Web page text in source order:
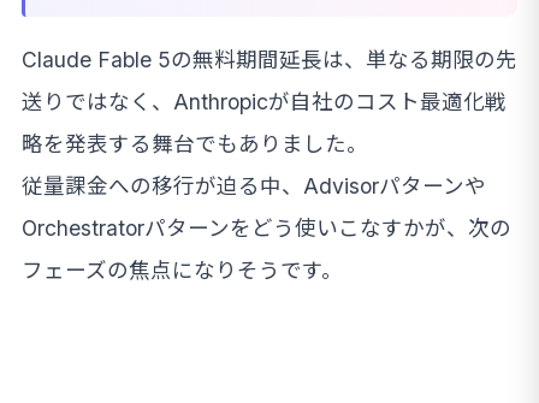
Claude Fable 5の無料期間延長は、単なる期限の先
送りではなく、Anthropicが自社のコスト最適化戦
略を発表する舞台でもありました。
従量課金への移行が迫る中、Advisorパターンや
Orchestratorパターンをどう使いこなすかが、次の
フェーズの焦点になりそうです。